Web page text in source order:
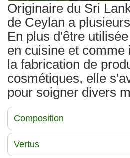
Originaire du Sri
de Ceylan a
En plus d'être
en cuisine et comme
la fabrication de
cosmétiques, elle
pour soigner divers
Composition
Vertus